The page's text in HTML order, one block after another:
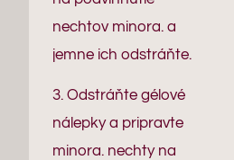
nechtov minora. a
jemne ich odstráňte.
3. Odstráňte gélové
nálepky a pripravte
minora. nechty na